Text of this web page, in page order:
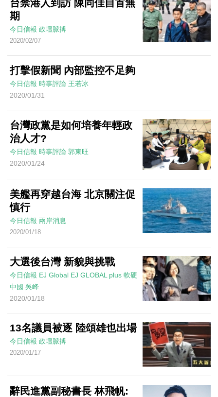
台禁港人到訪 陳同佳自首無
期
今日信報 政壇脈搏
2020/02/07
打擊假新聞 內部監控不足夠
今日信報 時事評論 王若冰
2020/01/31
台灣政黨是如何培養年輕政
治人才?
今日信報 時事評論 郭東旺
2020/01/24
美艦再穿越台海 北京關注促
慎行
今日信報 兩岸消息
2020/01/18
大選後台灣 新貌與挑戰
今日信報 EJ Global EJ GLOBAL plus 軟硬
中國 吳峰
2020/01/18
13名議員被逐 陸頌雄也出場
今日信報 政壇脈搏
2020/01/17
辭民進黨副秘書長 林飛帆: